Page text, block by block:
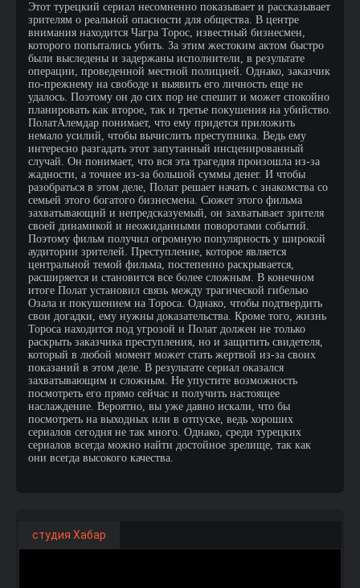
Этот турецкий сериал несомненно показывает и рассказывает
зрителям о реальной опасности для общества. В центре
внимания находится Чагра Торос, известный бизнесмен,
которого попытались убить. За этим жестоким актом быстро
были выследены и задержаны исполнители, в результате
операции, проведенной местной полицией. Однако, заказчик
по-прежнему на свободе и выявить его личность еще не
удалось. Поэтому он до сих пор не спешит и может спокойно
планировать как второе, так и третье покушения на убийство.
ПолатАлемдар понимает, что ему придется приложить
немало усилий, чтобы вычислить преступника. Ведь ему
интересно разгадать этот запутанный инсценированный
случай. Он понимает, что вся эта трагедия произошла из-за
жадности, а точнее из-за большой суммы денег. И чтобы
разобраться в этом деле, Полат решает начать с знакомства со
семьей этого богатого бизнесмена. Сюжет этого фильма
захватывающий и непредсказуемый, он захватывает зрителя
своей динамикой и неожиданными поворотами событий.
Поэтому фильм получил огромную популярность у широкой
аудитории зрителей. Преступление, которое является
центральной темой фильма, постепенно раскрывается,
расширяется и становится все более сложным. В конечном
итоге Полат установил связь между трагической гибелью
Озала и покушением на Тороса. Однако, чтобы подтвердить
свои догадки, ему нужны доказательства. Кроме того, жизнь
Тороса находится под угрозой и Полат должен не только
раскрыть заказчика преступления, но и защитить свидетеля,
который в любой момент может стать жертвой из-за своих
показаний в этом деле. В результате сериал оказался
захватывающим и сложным. Не упустите возможность
посмотреть его прямо сейчас и получить настоящее
наслаждение. Вероятно, вы уже давно искали, что бы
посмотреть на выходных или в отпуске, ведь хороших
сериалов сегодня не так много. Однако, среди турецких
сериалов всегда можно найти достойное зрелище, так как
они всегда высокого качества.
студия Хабар